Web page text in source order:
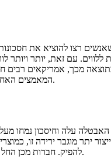
רצו להוציא את
ללווים. עם זאת, יותר ויותר
מכך, אמריקאים רבים
המאמצים האחרונים למנוע כישלון, המוביל לקדם עוני.
האבטלה עלה וחיסכון נמחו
ייצור יתר מוגבר ירידה זו,
להפיק. חברות מכן החל קיצוץ הייצור כדי לפצות על הפער הזה.